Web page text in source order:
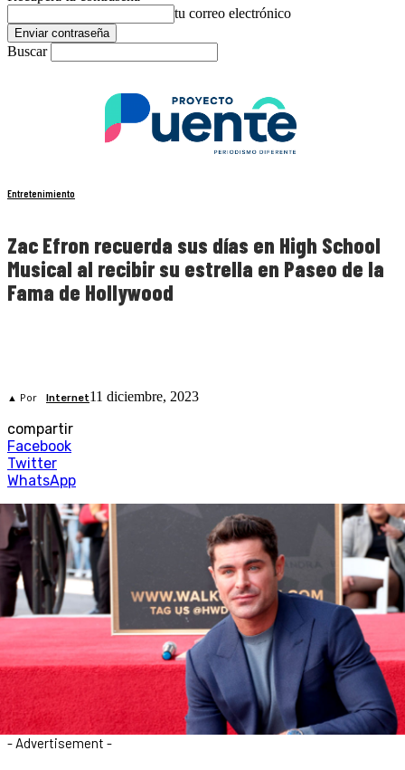
tu correo electrónico
Buscar
Entretenimiento
Zac Efron recuerda sus días en High School
Musical al recibir su estrella en Paseo de la
Fama de Hollywood
▲ Por Internet11 diciembre, 2023
compartir
Facebook
Twitter
WhatsApp
- Advertisement -